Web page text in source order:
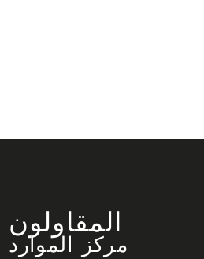
المقاولون
مركز الموارد